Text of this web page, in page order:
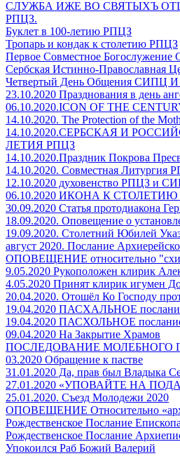
СЛУЖБА ИЖЕ ВО СВЯТЫХЪ
РПЦЗ.
Буклет в 100-летию РПЦЗ
Тропарь и кондак к столетию РПЦЗ
Первое Совместное
Сербская Истинно-Православная
Четвертый День Общения СИПЦ
23.10.2020 Празднования в день
06.10.2020.ICON OF THE
14.10.2020. The Protection of the
14.10.2020.СЕРБСКАЯ И
ЛЕТИЯ РПЦЗ
14.10.2020.Праздник Покрова
14.10.2020. Совместная
12.10.2020 духовенство РПЦЗ и
06.10.2020 ИКОНА К
30.09.2020 Статья протодиакона
18.09.2020. Оповещение о
19.09.2020. Столетний Юбилей
август 2020. Послание
ОПОВЕЩЕНИЕ относительно
9.05.2020 Рукоположен клирик
4.05.2020 Принят клирик игумен
20.04.2020. Отошёл Ко Господу
19.04.2020 ПАСХАЛЬНОЕ
19.04.2020 ПАСХОЛЬНОЕ
09.04.2020 На Закрытие Храмов
ПОСЛЕДОВАНИЕ МОЛЕБНОГО
03.2020 Обращение к пастве
31.01.2020 Да, прав был Владыка
27.01.2020 «УПОВАЙТЕ НА
25.01.2020. Съезд Молодежи 2020
ОПОВЕЩЕНИЕ Относительно
Рождественское Послание
Рождественское Послание
Упокоился Раб Божий Валерий